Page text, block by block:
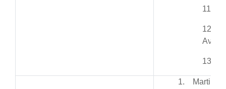
11.
12.
13.
1. Martin